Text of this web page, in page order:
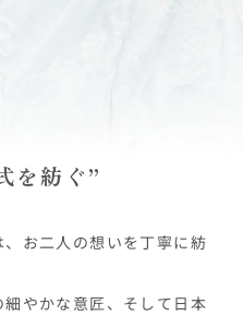
を紡ぐ”
お二人の想いを丁寧に紡
やかな意匠、そして日本